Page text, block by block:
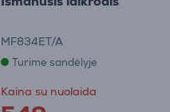
MF834ET/A
Turime sandėlyje
Kaina su nuolaida